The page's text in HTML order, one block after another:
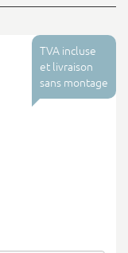
TVA incluse
et livraison
sans montage